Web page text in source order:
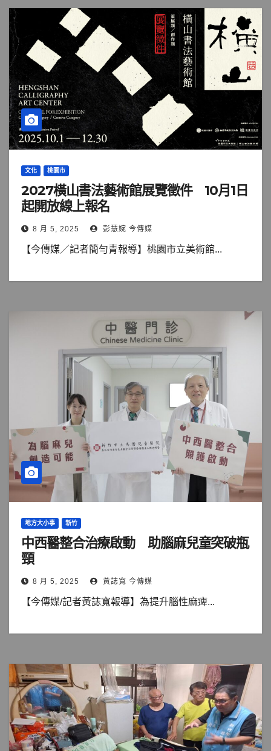
文化 桃園市
2027橫山書法藝術館展覽徵件 10月1日
起開放線上報名
8 月 5, 2025 彭慧婉 今傳媒
【今傳媒／記者簡勻青報導】桃園市立美術館...
地方大小事 新竹
中西醫整合治療啟動 助腦麻兒童突破瓶
頸
8 月 5, 2025 黃誌寬 今傳媒
【今傳媒/記者黃誌寬報導】為提升腦性麻痺...